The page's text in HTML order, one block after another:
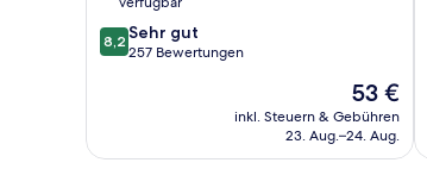
8.2
von
Bewertungen
8,2 Sehr gut
257 Bewertungen
Der
Preis
beträgt
53 €
inkl. Steuern & Gebühren
23. Aug.–24. Aug.